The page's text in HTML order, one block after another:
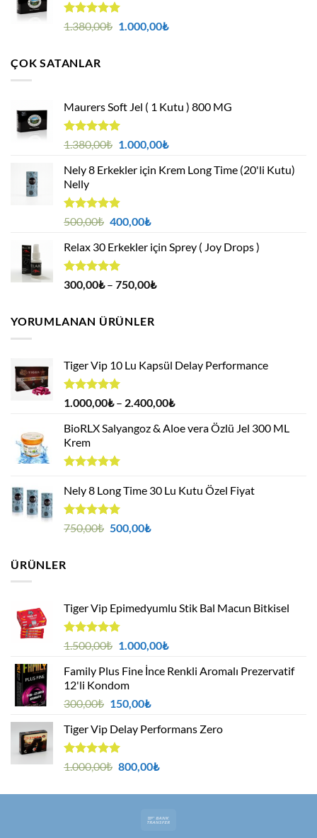
5 üzerinden
oy
1.380,00₺ Orijinal
1.000,00₺Şu
ÇOK SATANLAR
Maurers Soft Jel ( 1 Kutu ) 800 MG
5 üzerinden
oy
aldı
1.380,00₺ Orijinal
1.380,00₺.
1.000,00₺Şu
fiyat:
Nely 8 Erkekler için Krem Long Time (20'li Kutu)
Nelly
5 üzerinden
oy
aldı
500,00₺ Orijinal
500,00₺.
400,00₺Şu
fiyat:
Relax 30 Erkekler için Sprey ( Joy Drops )
5 üzerinden
4.94oy
300,00₺ – 750,00₺Fiyat
YORUMLANAN ÜRÜNLER
Tiger Vip 10 Lu Kapsül Delay Performance
5 üzerinden
oy
aldı
1.000,00₺ – 2.400,00₺Fiyat
1.000,00₺
BioRLX Salyangoz & Aloe vera Özlü Jel 300 ML
Krem
5.00oy
Nely 8 Long Time 30 Lu Kutu Özel Fiyat
5 üzerinden
oy
750,00₺ Orijinal
500,00₺Şu
ÜRÜNLER
Tiger Vip Epimedyumlu Stik Bal Macun Bitkisel
5
üzerinden
4.75
oy
aldı
1.500,00₺ Orijinal
1.500,00₺.
1.000,00₺Şu
fiyat:
Family Plus Fine İnce Renkli Aromalı Prezervatif
12'li Kondom
300,00₺ Orijinal
300,00₺.
150,00₺Şu
fiyat:
Tiger Vip Delay Performans Zero
5 üzerinden
oy
1.000,00₺ Orijinal
1.000,00₺.
800,00₺Şu
fiyat: